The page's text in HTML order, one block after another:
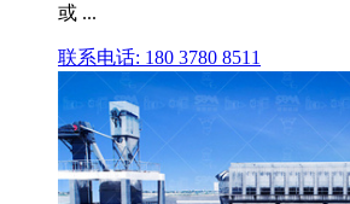
或 ...
联系电话: 180 3780 8511